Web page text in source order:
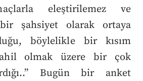
eleştirilemez ve
bir şahsiyet olarak ortaya
böylelikle bir kısım
olmak üzere bir çok
Bugün bir anket